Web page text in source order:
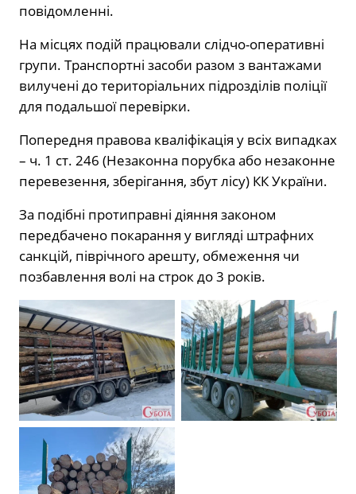
повідомленні.
На місцях подій працювали слідчо-оперативні
групи. Транспортні засоби разом з вантажами
вилучені до територіальних підрозділів поліції
для подальшої перевірки.
Попередня правова кваліфікація у всіх випадках
– ч. 1 ст. 246 (Незаконна порубка або незаконне
перевезення, зберігання, збут лісу) КК України.
За подібні протиправні діяння законом
передбачено покарання у вигляді штрафних
санкцій, піврічного арешту, обмеження чи
позбавлення волі на строк до 3 років.